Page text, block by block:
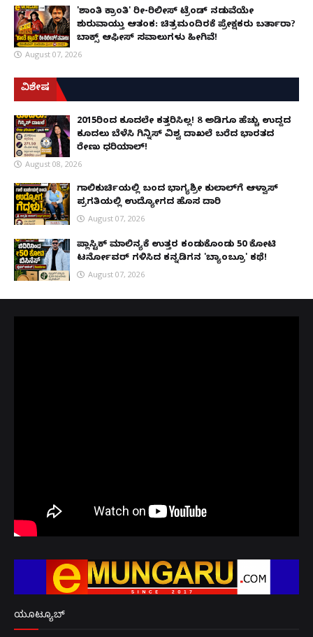
'ಶಾಂತಿ ಕ್ರಾಂತಿ' ರೀ-ರಿಲೀಸ್ ಟ್ರೆಂಡ್ ನಡುವೆಯೇ
ಶುರುವಾಯ್ತು ಆತಂಕ: ಚಿತ್ರಮಂದಿರಕ್ಕೆ ಪ್ರೇಕ್ಷಕರು ಬರ್ತಾರಾ?
ಬಾಕ್ಸ್ ಆಫೀಸ್ ಸವಾಲುಗಳು ಹೀಗಿವೆ!
August 07, 2026
ವಿಶೇಷ
2015ರಿಂದ ಕೂದಲೇ ಕತ್ತರಿಸಿಲ್ಲ! 8 ಅಡಿಗೂ ಹೆಚ್ಚು ಉದ್ದದ
ಕೂದಲು ಬೆಳೆಸಿ ಗಿನ್ನಿಸ್ ವಿಶ್ವ ದಾಖಲೆ ಬರೆದ ಭಾರತದ
ರೇಣು ಧರಿಯಾಲ್!
August 08, 2026
ಗಾಲಿಕುರ್ಚಿಯಲ್ಲಿ ಬಂದ ಭಾಗ್ಯಶ್ರೀ ಕುಲಾಲ್‌ಗೆ ಆಳ್ವಾಸ್
ಪ್ರಗತಿಯಲ್ಲಿ ಉದ್ಯೋಗದ ಹೊಸ ದಾರಿ
August 07, 2026
ಪ್ಲಾಸ್ಟಿಕ್ ಮಾಲಿನ್ಯಕ್ಕೆ ಉತ್ತರ ಕಂಡುಕೊಂಡು ₹50 ಕೋಟಿ
ಟರ್ನೋವರ್ ಗಳಿಸಿದ ಕನ್ನಡಿಗನ 'ಬ್ಯಾಂಬ್ರೂ' ಕಥೆ!
August 07, 2026
ಯೂಟ್ಯೂಬ್